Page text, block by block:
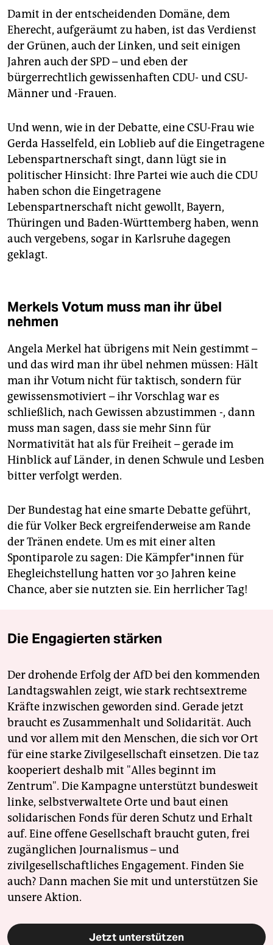
Damit in der entscheidenden Domäne, dem
Eherecht, aufgeräumt zu haben, ist das Verdienst
der Grünen, auch der Linken, und seit einigen
Jahren auch der SPD – und eben der
bürgerrechtlich gewissenhaften CDU- und CSU-
Männer und -Frauen.
Und wenn, wie in der Debatte, eine CSU-Frau wie
Gerda Hasselfeld, ein Loblieb auf die Eingetragene
Lebenspartnerschaft singt, dann lügt sie in
politischer Hinsicht: Ihre Partei wie auch die CDU
haben schon die Eingetragene
Lebenspartnerschaft nicht gewollt, Bayern,
Thüringen und Baden-Württemberg haben, wenn
auch vergebens, sogar in Karlsruhe dagegen
geklagt.
Merkels Votum muss man ihr übel
nehmen
Angela Merkel hat übrigens mit Nein gestimmt –
und das wird man ihr übel nehmen müssen: Hält
man ihr Votum nicht für taktisch, sondern für
gewissensmotiviert – ihr Vorschlag war es
schließlich, nach Gewissen abzustimmen -, dann
muss man sagen, dass sie mehr Sinn für
Normativität hat als für Freiheit – gerade im
Hinblick auf Länder, in denen Schwule und Lesben
bitter verfolgt werden.
Der Bundestag hat eine smarte Debatte geführt,
die für Volker Beck ergreifenderweise am Rande
der Tränen endete. Um es mit einer alten
Spontiparole zu sagen: Die Kämpfer*innen für
Ehegleichstellung hatten vor 30 Jahren keine
Chance, aber sie nutzten sie. Ein herrlicher Tag!
Die Engagierten stärken
Der drohende Erfolg der AfD bei den kommenden
Landtagswahlen zeigt, wie stark rechtsextreme
Kräfte inzwischen geworden sind. Gerade jetzt
braucht es Zusammenhalt und Solidarität. Auch
und vor allem mit den Menschen, die sich vor Ort
für eine starke Zivilgesellschaft einsetzen. Die taz
kooperiert deshalb mit "Alles beginnt im
Zentrum". Die Kampagne unterstützt bundesweit
linke, selbstverwaltete Orte und baut einen
solidarischen Fonds für deren Schutz und Erhalt
auf. Eine offene Gesellschaft braucht guten, frei
zugänglichen Journalismus – und
zivilgesellschaftliches Engagement. Finden Sie
auch? Dann machen Sie mit und unterstützen Sie
unsere Aktion.
Jetzt unterstützen